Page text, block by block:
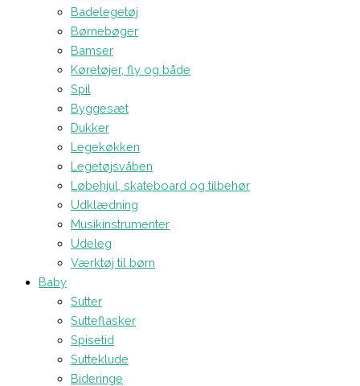
Badelegetøj
Børnebøger
Bamser
Køretøjer, fly og både
Spil
Byggesæt
Dukker
Legekøkken
Legetøjsvåben
Løbehjul, skateboard og tilbehør
Udklædning
Musikinstrumenter
Udeleg
Værktøj til børn
Baby
Sutter
Sutteflasker
Spisetid
Sutteklude
Bideringe